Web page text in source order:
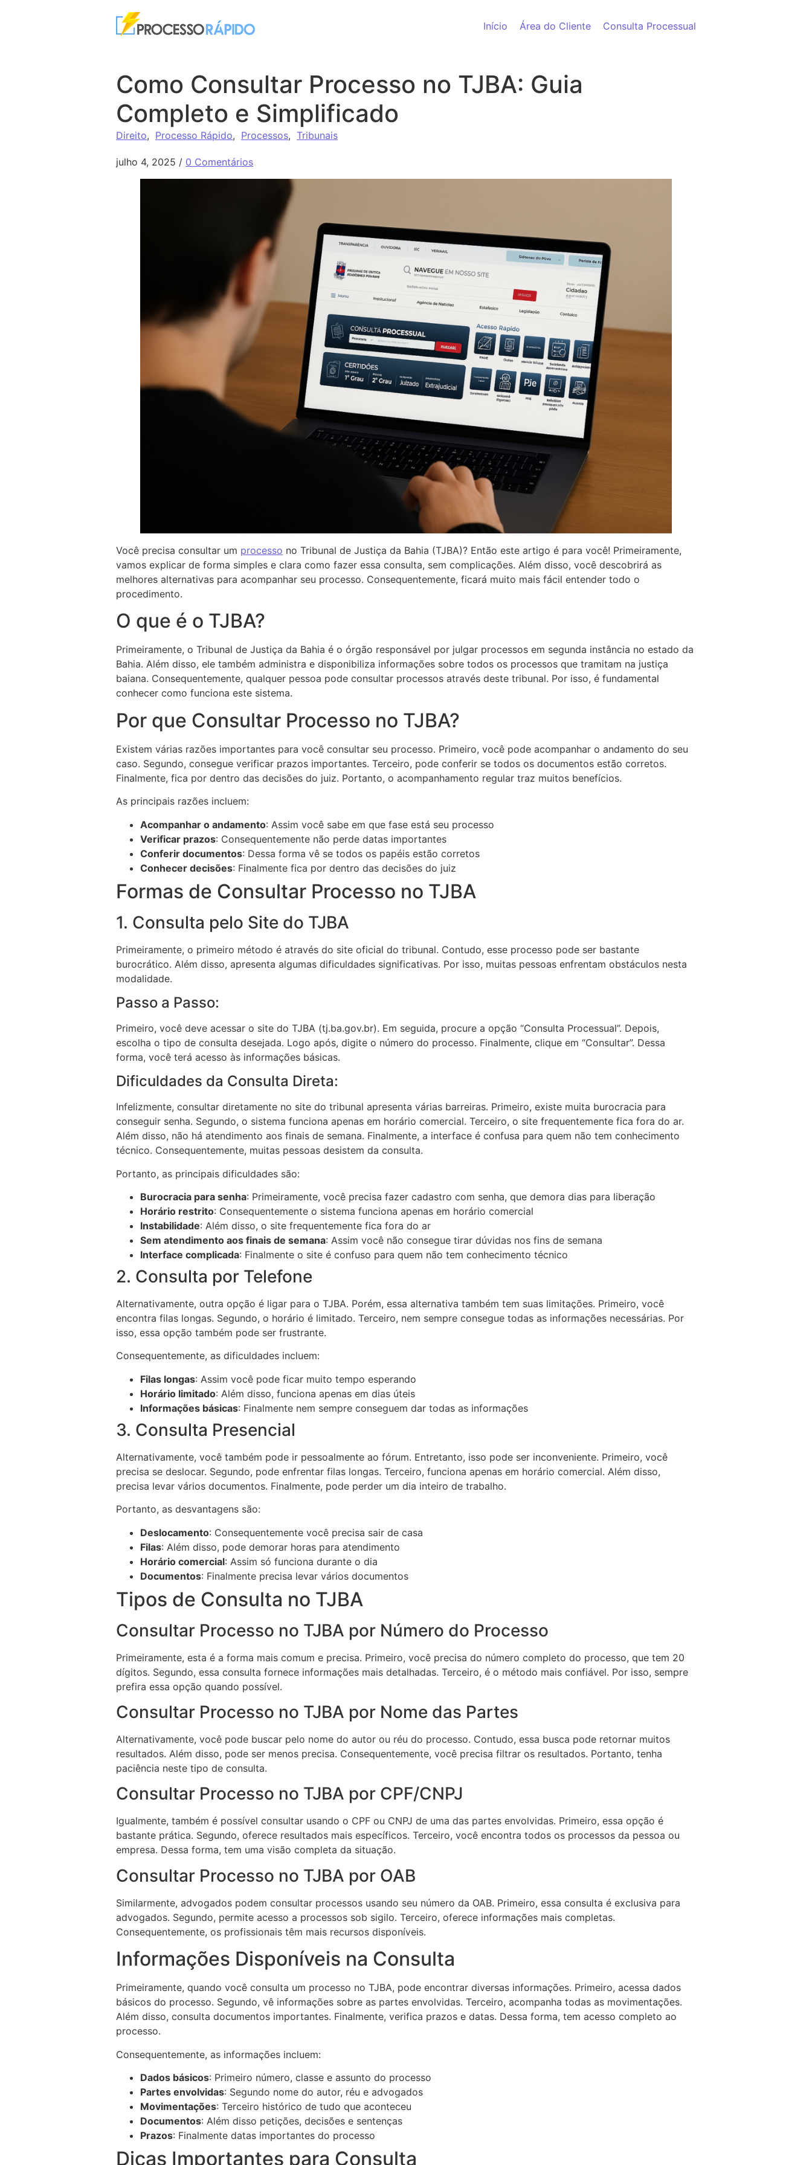
Início
Área do Cliente Consulta Processual
Como Consultar Processo no TJBA: Guia
Completo e Simplificado
Direito, Processo Rápido, Processos, Tribunais
julho 4, 2025 / 0 Comentários
Você precisa consultar um processo no Tribunal de Justiça da Bahia (TJBA)? Então este artigo é para você! Primeiramente,
vamos explicar de forma simples e clara como fazer essa consulta, sem complicações. Além disso, você descobrirá as
melhores alternativas para acompanhar seu processo. Consequentemente, ficará muito mais fácil entender todo o
procedimento.
O que é o TJBA?
Primeiramente, o Tribunal de Justiça da Bahia é o órgão responsável por julgar processos em segunda instância no estado da
Bahia. Além disso, ele também administra e disponibiliza informações sobre todos os processos que tramitam na justiça
baiana. Consequentemente, qualquer pessoa pode consultar processos através deste tribunal. Por isso, é fundamental
conhecer como funciona este sistema.
Por que Consultar Processo no TJBA?
Existem várias razões importantes para você consultar seu processo. Primeiro, você pode acompanhar o andamento do seu
caso. Segundo, consegue verificar prazos importantes. Terceiro, pode conferir se todos os documentos estão corretos.
Finalmente, fica por dentro das decisões do juiz. Portanto, o acompanhamento regular traz muitos benefícios.
As principais razões incluem:
Acompanhar o andamento: Assim você sabe em que fase está seu processo
Verificar prazos: Consequentemente não perde datas importantes
Conferir documentos: Dessa forma vê se todos os papéis estão corretos
Conhecer decisões: Finalmente fica por dentro das decisões do juiz
Formas de Consultar Processo no TJBA
1. Consulta pelo Site do TJBA
Primeiramente, o primeiro método é através do site oficial do tribunal. Contudo, esse processo pode ser bastante
burocrático. Além disso, apresenta algumas dificuldades significativas. Por isso, muitas pessoas enfrentam obstáculos nesta
modalidade.
Passo a Passo:
Primeiro, você deve acessar o site do TJBA (tj.ba.gov.br). Em seguida, procure a opção “Consulta Processual”. Depois,
escolha o tipo de consulta desejada. Logo após, digite o número do processo. Finalmente, clique em “Consultar”. Dessa
forma, você terá acesso às informações básicas.
Dificuldades da Consulta Direta:
Infelizmente, consultar diretamente no site do tribunal apresenta várias barreiras. Primeiro, existe muita burocracia para
conseguir senha. Segundo, o sistema funciona apenas em horário comercial. Terceiro, o site frequentemente fica fora do ar.
Além disso, não há atendimento aos finais de semana. Finalmente, a interface é confusa para quem não tem conhecimento
técnico. Consequentemente, muitas pessoas desistem da consulta.
Portanto, as principais dificuldades são:
Burocracia para senha: Primeiramente, você precisa fazer cadastro com senha, que demora dias para liberação
Horário restrito: Consequentemente o sistema funciona apenas em horário comercial
Instabilidade: Além disso, o site frequentemente fica fora do ar
Sem atendimento aos finais de semana: Assim você não consegue tirar dúvidas nos fins de semana
Interface complicada: Finalmente o site é confuso para quem não tem conhecimento técnico
2. Consulta por Telefone
Alternativamente, outra opção é ligar para o TJBA. Porém, essa alternativa também tem suas limitações. Primeiro, você
encontra filas longas. Segundo, o horário é limitado. Terceiro, nem sempre consegue todas as informações necessárias. Por
isso, essa opção também pode ser frustrante.
Consequentemente, as dificuldades incluem:
Filas longas: Assim você pode ficar muito tempo esperando
Horário limitado: Além disso, funciona apenas em dias úteis
Informações básicas: Finalmente nem sempre conseguem dar todas as informações
3. Consulta Presencial
Alternativamente, você também pode ir pessoalmente ao fórum. Entretanto, isso pode ser inconveniente. Primeiro, você
precisa se deslocar. Segundo, pode enfrentar filas longas. Terceiro, funciona apenas em horário comercial. Além disso,
precisa levar vários documentos. Finalmente, pode perder um dia inteiro de trabalho.
Portanto, as desvantagens são:
Deslocamento: Consequentemente você precisa sair de casa
Filas: Além disso, pode demorar horas para atendimento
Horário comercial: Assim só funciona durante o dia
Documentos: Finalmente precisa levar vários documentos
Tipos de Consulta no TJBA
Consultar Processo no TJBA por Número do Processo
Primeiramente, esta é a forma mais comum e precisa. Primeiro, você precisa do número completo do processo, que tem 20
dígitos. Segundo, essa consulta fornece informações mais detalhadas. Terceiro, é o método mais confiável. Por isso, sempre
prefira essa opção quando possível.
Consultar Processo no TJBA por Nome das Partes
Alternativamente, você pode buscar pelo nome do autor ou réu do processo. Contudo, essa busca pode retornar muitos
resultados. Além disso, pode ser menos precisa. Consequentemente, você precisa filtrar os resultados. Portanto, tenha
paciência neste tipo de consulta.
Consultar Processo no TJBA por CPF/CNPJ
Igualmente, também é possível consultar usando o CPF ou CNPJ de uma das partes envolvidas. Primeiro, essa opção é
bastante prática. Segundo, oferece resultados mais específicos. Terceiro, você encontra todos os processos da pessoa ou
empresa. Dessa forma, tem uma visão completa da situação.
Consultar Processo no TJBA por OAB
Similarmente, advogados podem consultar processos usando seu número da OAB. Primeiro, essa consulta é exclusiva para
advogados. Segundo, permite acesso a processos sob sigilo. Terceiro, oferece informações mais completas.
Consequentemente, os profissionais têm mais recursos disponíveis.
Informações Disponíveis na Consulta
Primeiramente, quando você consulta um processo no TJBA, pode encontrar diversas informações. Primeiro, acessa dados
básicos do processo. Segundo, vê informações sobre as partes envolvidas. Terceiro, acompanha todas as movimentações.
Além disso, consulta documentos importantes. Finalmente, verifica prazos e datas. Dessa forma, tem acesso completo ao
processo.
Consequentemente, as informações incluem:
Dados básicos: Primeiro número, classe e assunto do processo
Partes envolvidas: Segundo nome do autor, réu e advogados
Movimentações: Terceiro histórico de tudo que aconteceu
Documentos: Além disso petições, decisões e sentenças
Prazos: Finalmente datas importantes do processo
Dicas Importantes para Consulta